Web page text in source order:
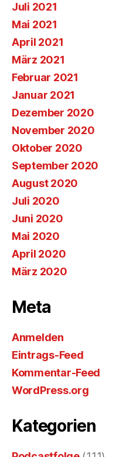
Juli 2021
Mai 2021
April 2021
März 2021
Februar 2021
Januar 2021
Dezember 2020
November 2020
Oktober 2020
September 2020
August 2020
Juli 2020
Juni 2020
Mai 2020
April 2020
März 2020
Meta
Anmelden
Eintrags-Feed
Kommentar-Feed
WordPress.org
Kategorien